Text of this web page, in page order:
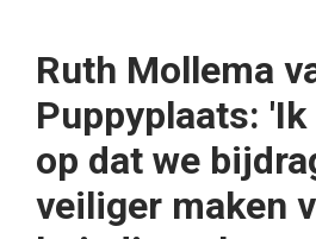
Ruth Mollema
Puppyplaats:
op dat we
veiliger maken